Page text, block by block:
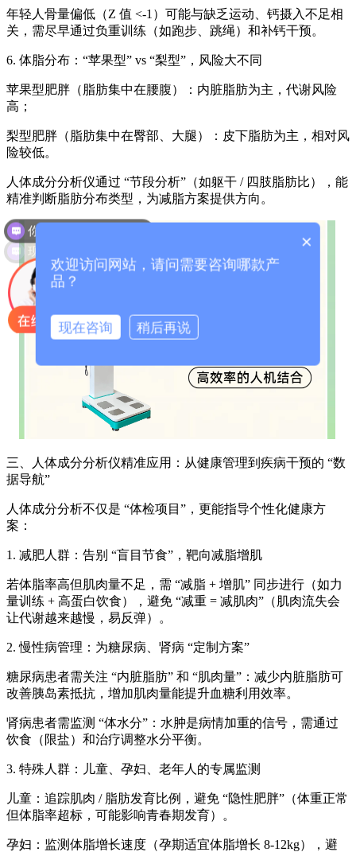
年轻人骨量偏低（Z 值 <-1）可能与缺乏运动、钙摄入不足相
关，需尽早通过负重训练（如跑步、跳绳）和补钙干预。
6. 体脂分布：“苹果型” vs “梨型”，风险大不同
苹果型肥胖（脂肪集中在腰腹）：内脏脂肪为主，代谢风险
高；
梨型肥胖（脂肪集中在臀部、大腿）：皮下脂肪为主，相对风
险较低。
人体成分分析仪通过 “节段分析”（如躯干 / 四肢脂肪比），能
精准判断脂肪分布类型，为减脂方案提供方向。
三、 人体成分分析仪精准应用：从健康管理到疾病干预的 “数
据导航”
人体成分分析不仅是 “体检项目”，更能指导个性化健康方
案：
1. 减肥人群：告别 “盲目节食”，靶向减脂增肌
若体脂率高但肌肉量不足，需 “减脂 + 增肌” 同步进行（如力
量训练 + 高蛋白饮食），避免 “减重 = 减肌肉”（肌肉流失会
让代谢越来越慢，易反弹）。
2. 慢性病管理：为糖尿病、肾病 “定制方案”
糖尿病患者需关注 “内脏脂肪” 和 “肌肉量”：减少内脏脂肪可
改善胰岛素抵抗，增加肌肉量能提升血糖利用效率。
肾病患者需监测 “体水分”：水肿是病情加重的信号，需通过
饮食（限盐）和治疗调整水分平衡。
3. 特殊人群：儿童、孕妇、老年人的专属监测
儿童：追踪肌肉 / 脂肪发育比例，避免 “隐性肥胖”（体重正常
但体脂率超标，可能影响青春期发育）。
孕妇：监测体脂增长速度（孕期适宜体脂增长 8-12kg），避
你们是怎么收费的呢？
现在有优惠活动么？ ×
欢迎访问网站，请问需要咨询哪款产
品？
现在咨询 稍后再说